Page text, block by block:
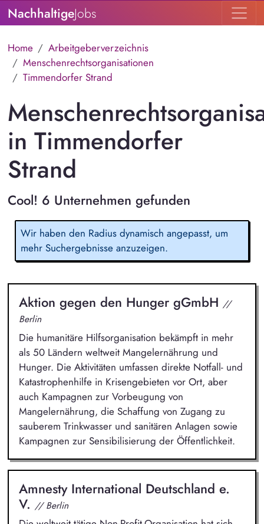
NachhaltigeJobs
Home
Arbeitgeberverzeichnis
Menschenrechtsorganisationen
Timmendorfer Strand
in Timmendorfer
Strand
Cool! 6 Unternehmen gefunden
Wir haben den Radius dynamisch angepasst, um
mehr Suchergebnisse anzuzeigen.
Aktion gegen den Hunger gGmbH //
Berlin
Die humanitäre Hilfsorganisation bekämpft in mehr
als 50 Ländern weltweit Mangelernährung und
Hunger. Die Aktivitäten umfassen direkte Notfall- und
Katastrophenhilfe in Krisengebieten vor Ort, aber
auch Kampagnen zur Vorbeugung von
Mangelernährung, die Schaffung von Zugang zu
sauberem Trinkwasser und sanitären Anlagen sowie
Kampagnen zur Sensibilisierung der Öffentlichkeit.
Amnesty International Deutschland e.
V. // Berlin